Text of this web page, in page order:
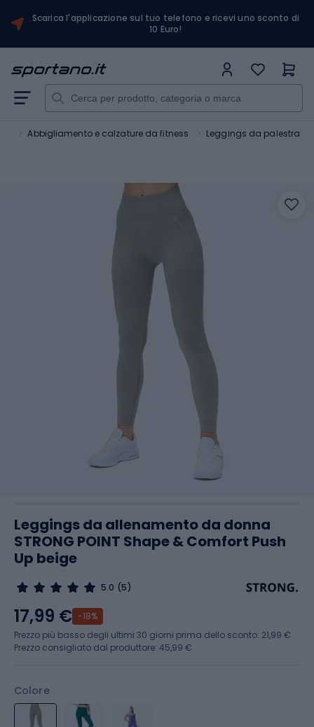
Scarica l'applicazione sul tuo telefono e ricevi uno sconto di
10 Euro!
Abbigliamento e calzature da fitness Leggings da palestra
Leggings da allenamento da donna
STRONG POINT Shape & Comfort Push
Up beige
5.0 (5)
Colore
17,99 € -18%
Prezzo più basso degli ultimi 30 giorni prima dello sconto: 21,99 €
Prezzo consigliato dal produttore: 45,99 €